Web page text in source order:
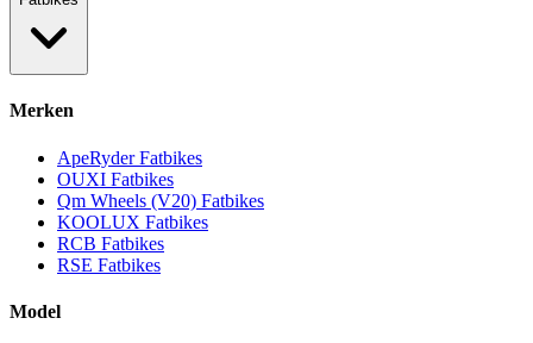
Merken
ApeRyder Fatbikes
OUXI Fatbikes
Qm Wheels (V20) Fatbikes
KOOLUX Fatbikes
RCB Fatbikes
RSE Fatbikes
Model